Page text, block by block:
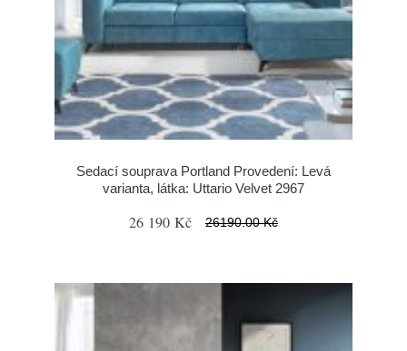
Sedací souprava Portland Provedení: Levá
varianta, látka: Uttario Velvet 2967
26 190 Kč 26190.00 Kč